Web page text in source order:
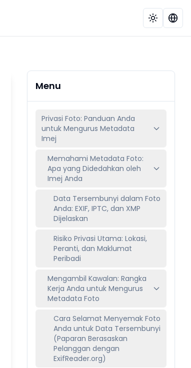
Menu
Privasi Foto: Panduan Anda
untuk Mengurus Metadata
Imej
Memahami Metadata Foto:
Apa yang Didedahkan oleh
Imej Anda
Data Tersembunyi dalam Foto
Anda: EXIF, IPTC, dan XMP
Dijelaskan
Risiko Privasi Utama: Lokasi,
Peranti, dan Maklumat
Peribadi
Mengambil Kawalan: Rangka
Kerja Anda untuk Mengurus
Metadata Foto
Cara Selamat Menyemak Foto
Anda untuk Data Tersembunyi
(Paparan Berasaskan
Pelanggan dengan
ExifReader.org)